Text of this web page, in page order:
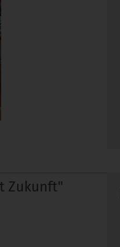
Zukunft"